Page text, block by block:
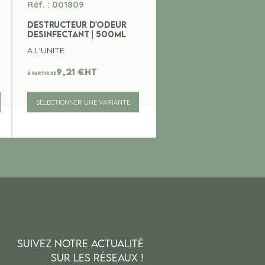
Réf. : 001809
DESTRUCTEUR D'ODEUR
DESINFECTANT | 500ml
A L'UNITE
À partir de9,21 €ht
SÉLECTIONNER UNE VARIANTE
SUIVEZ NOTRE ACTUALITÉ
SUR LES RÉSEAUX !